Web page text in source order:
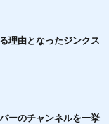
理由となったジンクス
ーのチャンネルを一挙